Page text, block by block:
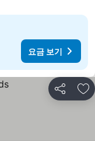
요금 보기
공유 즐